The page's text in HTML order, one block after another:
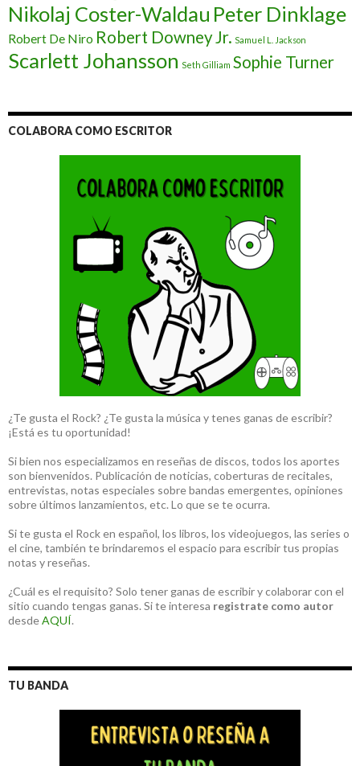
Nikolaj Coster-Waldau Peter Dinklage
Robert De Niro Robert Downey Jr. Samuel L. Jackson
Scarlett Johansson Seth Gilliam Sophie Turner
COLABORA COMO ESCRITOR
¿Te gusta el Rock? ¿Te gusta la música y tenes ganas de escribir?
¡Está es tu oportunidad!
Si bien nos especializamos en reseñas de discos, todos los aportes
son bienvenidos. Publicación de noticias, coberturas de recitales,
entrevistas, notas especiales sobre bandas emergentes, opiniones
sobre últimos lanzamientos, etc. Lo que se te ocurra.
Si te gusta el Rock en español, los libros, los videojuegos, las series o
el cine, también te brindaremos el espacio para escribir tus propias
notas y reseñas.
¿Cuál es el requisito? Solo tener ganas de escribir y colaborar con el
sitio cuando tengas ganas. Si te interesa registrate como autor
desdeAQUÍ.
TU BANDA